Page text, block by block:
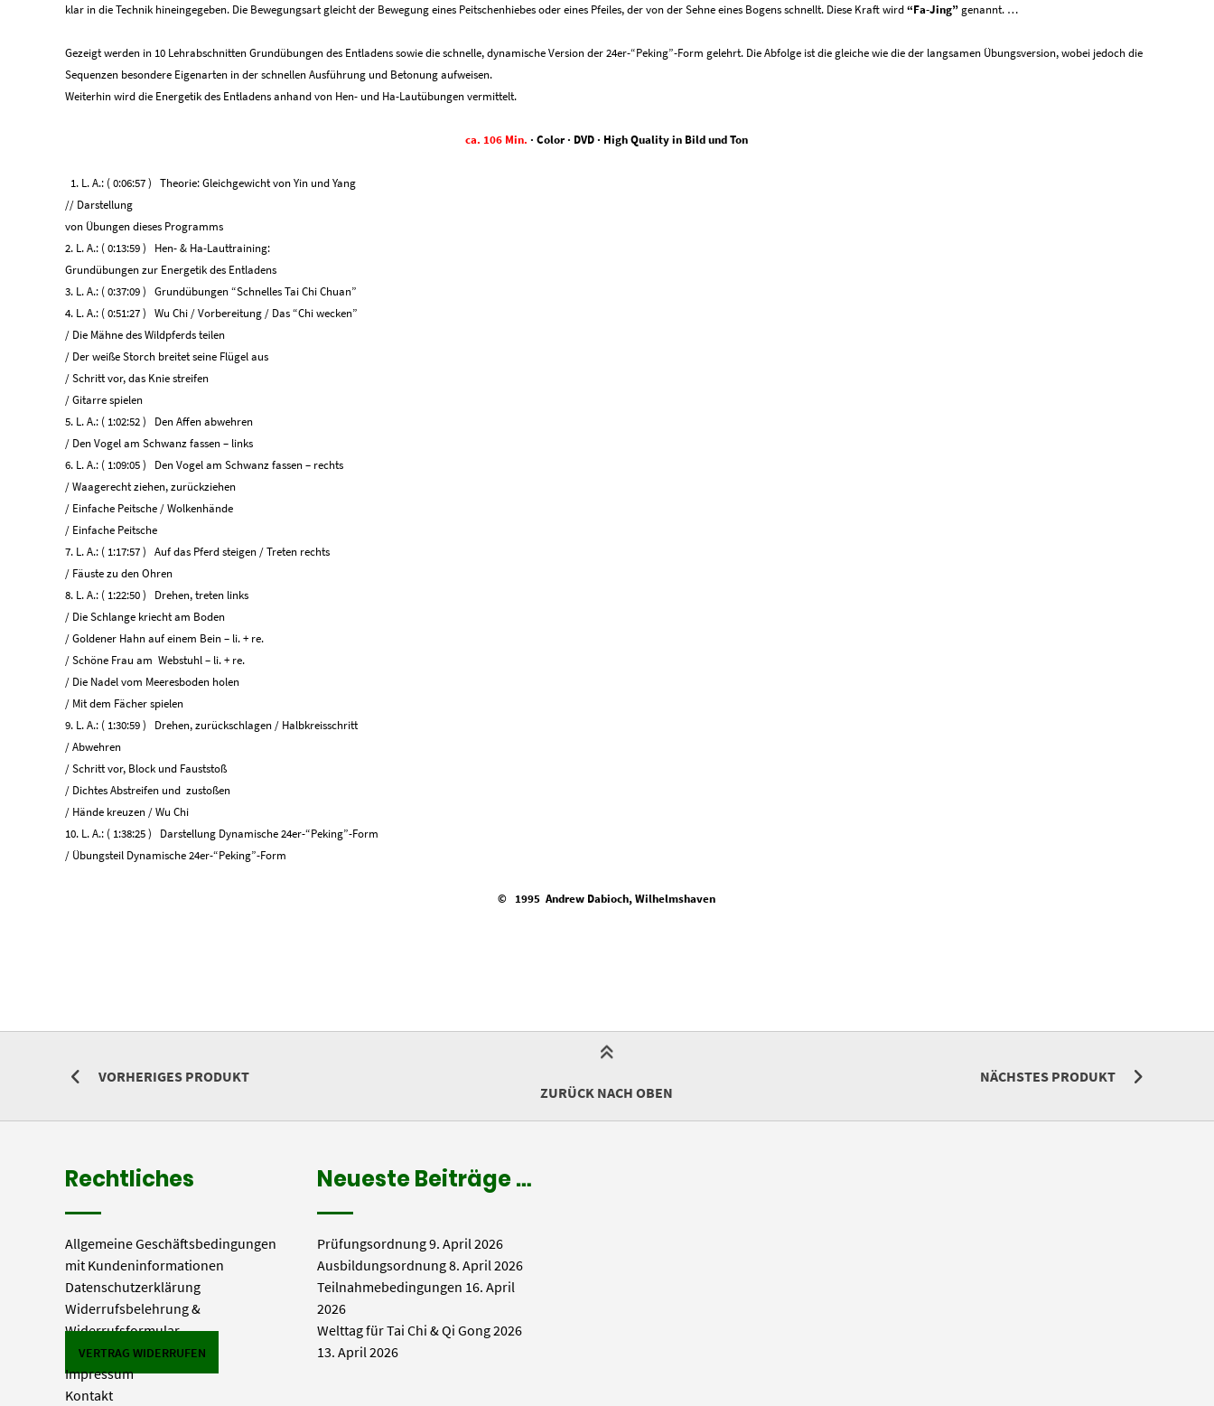
klar in die Technik hineingegeben. Die Bewegungsart gleicht der Bewegung eines Peitschenhiebes oder eines Pfeiles, der von der Sehne eines Bogens schnellt. Diese Kraft wird“Fa-Jing”genannt. …
Gezeigt werden in 10 Lehrabschnitten Grundübungen des Entladens sowie die schnelle, dynamische Version der 24er-“Peking”-Form gelehrt. Die Abfolge ist die gleiche wie die der langsamen Übungsversion, wobei jedoch die
Sequenzen besondere Eigenarten in der schnellen Ausführung und Betonung aufweisen.
Weiterhin wird die Energetik des Entladens anhand von Hen- und Ha-Lautübungen vermittelt.
ca. 106 Min. · Color · DVD · High Quality in Bild und Ton
1. L. A.: ( 0:06:57 ) Theorie: Gleichgewicht von Yin und Yang
// Darstellung
von Übungen dieses Programms
2. L. A.: ( 0:13:59 ) Hen- & Ha-Lauttraining:
Grundübungen zur Energetik des Entladens
3. L. A.: ( 0:37:09 ) Grundübungen “Schnelles Tai Chi Chuan”
4. L. A.: ( 0:51:27 ) Wu Chi / Vorbereitung / Das “Chi wecken”
/ Die Mähne des Wildpferds teilen
/ Der weiße Storch breitet seine Flügel aus
/ Schritt vor, das Knie streifen
/ Gitarre spielen
5. L. A.: ( 1:02:52 ) Den Affen abwehren
/ Den Vogel am Schwanz fassen – links
6. L. A.: ( 1:09:05 ) Den Vogel am Schwanz fassen – rechts
/ Waagerecht ziehen, zurückziehen
/ Einfache Peitsche / Wolkenhände
/ Einfache Peitsche
7. L. A.: ( 1:17:57 ) Auf das Pferd steigen / Treten rechts
/ Fäuste zu den Ohren
8. L. A.: ( 1:22:50 ) Drehen, treten links
/ Die Schlange kriecht am Boden
/ Goldener Hahn auf einem Bein – li. + re.
/ Schöne Frau am Webstuhl – li. + re.
/ Die Nadel vom Meeresboden holen
/ Mit dem Fächer spielen
9. L. A.: ( 1:30:59 ) Drehen, zurückschlagen / Halbkreisschritt
/ Abwehren
/ Schritt vor, Block und Fauststoß
/ Dichtes Abstreifen und zustoßen
/ Hände kreuzen/ Wu Chi
10. L. A.: ( 1:38:25 ) Darstellung Dynamische 24er-“Peking”-Form
/ Übungsteil Dynamische 24er-“Peking”-Form
© 1995 Andrew Dabioch, Wilhelmshaven
VORHERIGES PRODUKT
NÄCHSTES PRODUKT
ZURÜCK NACH OBEN
Rechtliches
Allgemeine Geschäftsbedingungen
mit Kundeninformationen
Datenschutzerklärung
Widerrufsbelehrung &
Widerrufsformular
VERTRAG WIDERRUFEN
Impressum
Kontakt
Neueste Beiträge …
Prüfungsordnung9. April 2026
Ausbildungsordnung8. April 2026
Teilnahmebedingungen 16. April
2026
Welttag für Tai Chi & Qi Gong 2026
13. April 2026